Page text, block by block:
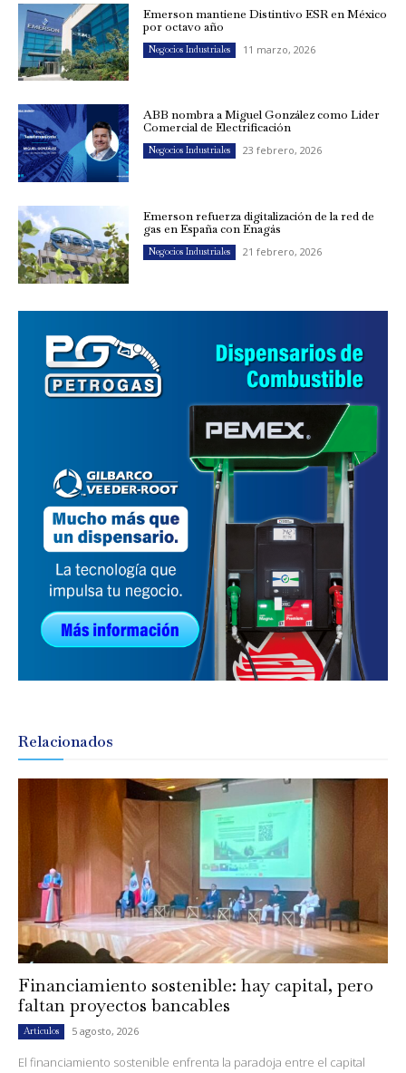
Emerson mantiene Distintivo ESR en México
por octavo año
Negocios Industriales 11 marzo, 2026
ABB nombra a Miguel González como Líder
Comercial de Electrificación
Negocios Industriales 23 febrero, 2026
Emerson refuerza digitalización de la red de
gas en España con Enagás
Negocios Industriales 21 febrero, 2026
Relacionados
Financiamiento sostenible: hay capital, pero
faltan proyectos bancables
Artículos 5 agosto, 2026
El financiamiento sostenible enfrenta la paradoja entre el capital